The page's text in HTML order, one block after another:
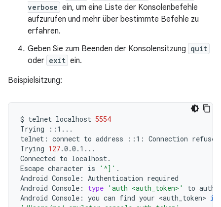
verbose ein, um eine Liste der Konsolenbefehle
aufzurufen und mehr über bestimmte Befehle zu
erfahren.
Geben Sie zum Beenden der Konsolensitzung quit
oder exit ein.
Beispielsitzung:
$ telnet localhost 5554
Trying
::1...
telnet: connect to address ::1: Connection refused
Trying 127.0.0.1...
Connected to localhost.
Escape character is '^]' .
Android Console: Authentication required
Android Console: type 'auth <auth_token>' to
Android Console: you can find your <auth_token> in